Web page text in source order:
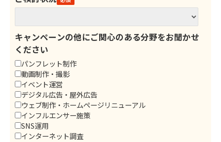
キャンペーンの他にご関心のある分野をお聞かせ
ください
パンフレット制作
動画制作・撮影
イベント運営
デジタル広告・屋外広告
ウェブ制作・ホームページリニューアル
インフルエンサー施策
SNS運用
インターネット調査